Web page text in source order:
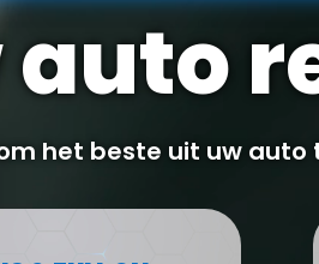
auto
het beste uit uw auto